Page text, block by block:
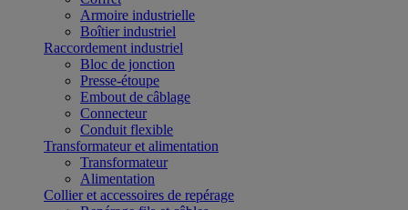
Armoire industrielle
Boîtier industriel
Raccordement industriel
Bloc de jonction
Presse-étoupe
Embout de câblage
Connecteur
Conduit flexible
Transformateur et alimentation
Transformateur
Alimentation
Collier et accessoires de repérage